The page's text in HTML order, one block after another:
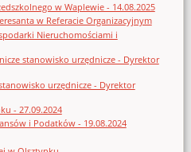
w Waplewie - 14.08.2025
w Referacie Organizacyjnym
Nieruchomościami i
stanowisko urzędnicze - Dyrektor
urzędnicze - Dyrektor
- 27.09.2024
i Podatków - 19.08.2024